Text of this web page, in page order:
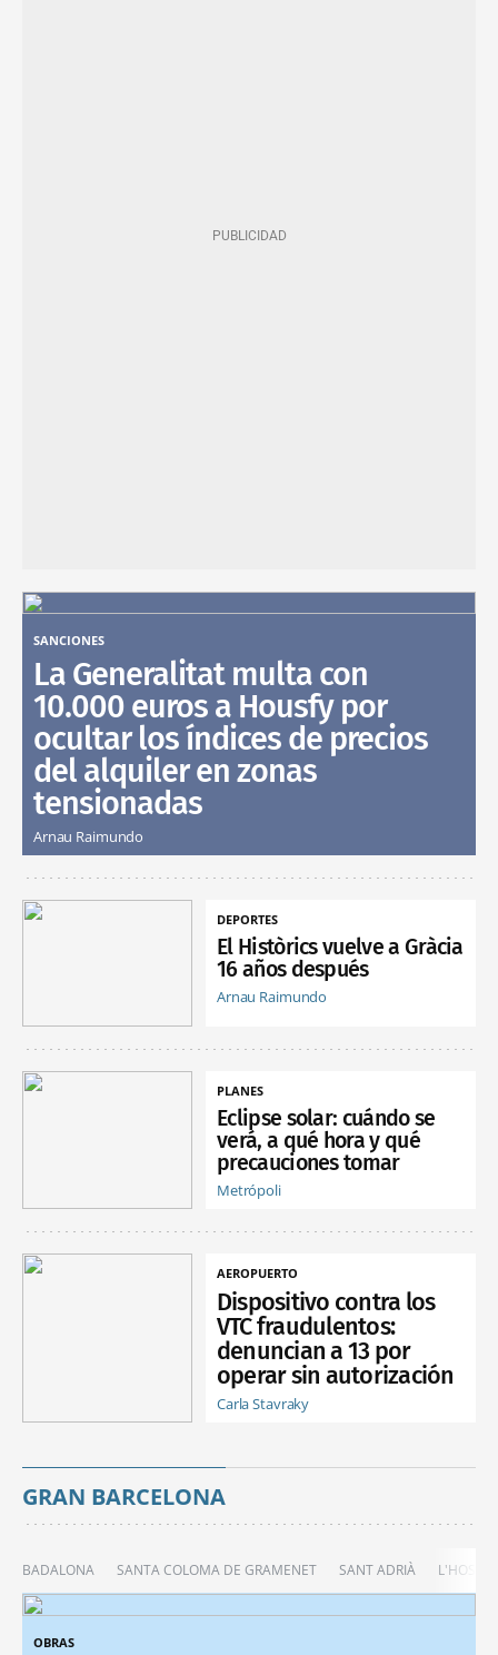
SANCIONES
La Generalitat multa con
10.000 euros a Housfy por
ocultar los índices de precios
del alquiler en zonas
tensionadas
Arnau Raimundo
DEPORTES
El Històrics vuelve a Gràcia
16 años después
Arnau Raimundo
PLANES
Eclipse solar: cuándo se
verá, a qué hora y qué
precauciones tomar
Metrópoli
AEROPUERTO
Dispositivo contra los
VTC fraudulentos:
denuncian a 13 por
operar sin autorización
Carla Stavraky
GRAN BARCELONA
BADALONA SANTA COLOMA DE GRAMENET SANT ADRIÀ
OBRAS